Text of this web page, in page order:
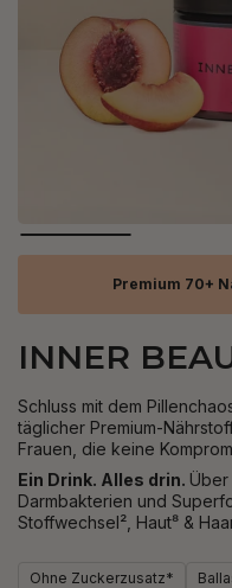
Premium 70+
INNER
Schluss mit dem
täglicher Premium-
Frauen, die keine
Ein Drink. Alles drin. Über
Darmbakterien und
Stoffwechsel², Haut⁸ &
Ohne Zuckerzusatz*